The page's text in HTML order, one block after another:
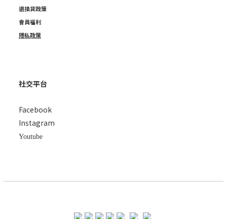
退換貨政策
會員福利
隱私政策
社交平台
Facebook
Instagram
Youtube